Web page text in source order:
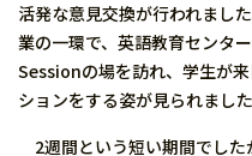
活発な意見交換が行われまし
業の一環で、英語教育センタ
Sessionの場を訪れ、学生が
ションをする姿が見られました
2週間という短い期間でし